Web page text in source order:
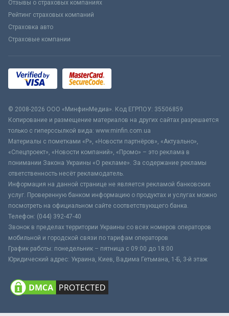
Отзывы о страховых компаниях
Рейтинг страховых компаний
Страховка авто
Страховые компании
© 2008-2026 ООО «МинфинМедиа». Код ЕГРПОУ: 35506859
Копирование и размещение материалов на других сайтах разрешается
только с гиперссылкой вида: www.minfin.com.ua
Материалы с пометками «Р», «Новости партнёров», «Актуально»,
«Спецпроект», «Новости компаний», «Промо» – это реклама в
понимании Закона Украины «О рекламе». За содержание рекламы
ответственность несёт рекламодатель.
Информация на данной странице не является рекламой банковских
услуг. Проверенную банком информацию о продуктах и услугах можно
посмотреть на официальном сайте соответствующего банка.
Телефон: (044) 392-47-40
Звонок в пределах территории Украины со всех номеров операторов
мобильной и городской связи по тарифам операторов
График работы: понедельник – пятница с 09:00 до 18:00
Юридический адрес: Украина, Киев, Вадима Гетьмана, 1-Б, 3-й этаж